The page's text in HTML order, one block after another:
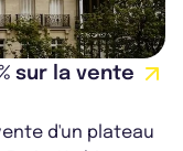
sur la vente
d'un plateau